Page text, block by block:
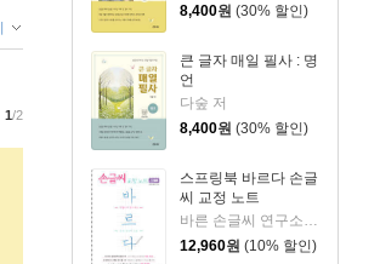
8,400원 (30% 할인)
큰 글자 매일 필사 : 명
언
다숲 저
8,400원 (30% 할인)
스프링북 바르다 손글
씨 교정 노트
바른 손글씨 연구소 저
12,960원 (10% 할인)
1/2